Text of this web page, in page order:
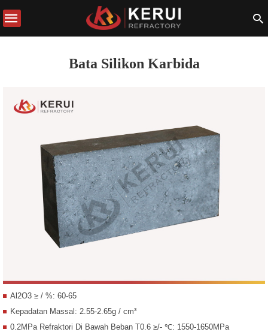
Bata Silikon Karbida
Al2O3 ≥ / %: 60-65
Kepadatan Massal: 2.55-2.65g / cm³
0.2MPa Refraktori Di Bawah Beban T0.6 ≥/- ℃: 1550-1650MPa